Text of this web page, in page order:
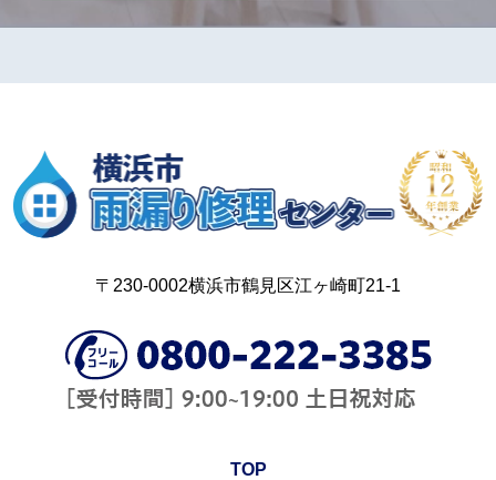
〒230-0002横浜市鶴見区江ヶ崎町21-1
TOP